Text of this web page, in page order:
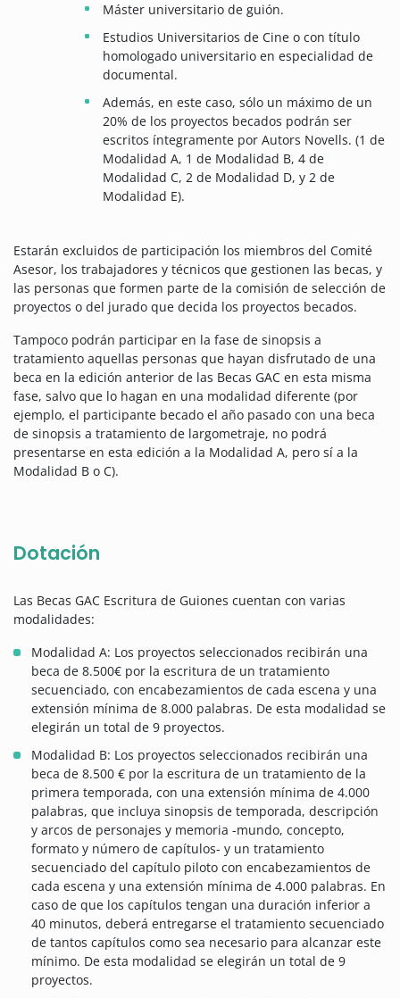
Máster universitario de guión.
Estudios Universitarios de Cine o con título
homologado universitario en especialidad de
documental.
Además, en este caso, sólo un máximo de un
20% de los proyectos becados podrán ser
escritos íntegramente por Autors Novells. (1 de
Modalidad A, 1 de Modalidad B, 4 de
Modalidad C, 2 de Modalidad D, y 2 de
Modalidad E).
Estarán excluidos de participación los miembros del Comité
Asesor, los trabajadores y técnicos que gestionen las becas, y
las personas que formen parte de la comisión de selección de
proyectos o del jurado que decida los proyectos becados.
Tampoco podrán participar en la fase de sinopsis a
tratamiento aquellas personas que hayan disfrutado de una
beca en la edición anterior de las Becas GAC en esta misma
fase, salvo que lo hagan en una modalidad diferente (por
ejemplo, el participante becado el año pasado con una beca
de sinopsis a tratamiento de largometraje, no podrá
presentarse en esta edición a la Modalidad A, pero sí a la
Modalidad B o C).
Dotación
Las Becas GAC Escritura de Guiones cuentan con varias
modalidades:
Modalidad A: Los proyectos seleccionados recibirán una
beca de 8.500€ por la escritura de un tratamiento
secuenciado, con encabezamientos de cada escena y una
extensión mínima de 8.000 palabras. De esta modalidad se
elegirán un total de 9 proyectos.
Modalidad B: Los proyectos seleccionados recibirán una
beca de 8.500 € por la escritura de un tratamiento de la
primera temporada, con una extensión mínima de 4.000
palabras, que incluya sinopsis de temporada, descripción
y arcos de personajes y memoria -mundo, concepto,
formato y número de capítulos- y un tratamiento
secuenciado del capítulo piloto con encabezamientos de
cada escena y una extensión mínima de 4.000 palabras. En
caso de que los capítulos tengan una duración inferior a
40 minutos, deberá entregarse el tratamiento secuenciado
de tantos capítulos como sea necesario para alcanzar este
mínimo. De esta modalidad se elegirán un total de 9
proyectos.